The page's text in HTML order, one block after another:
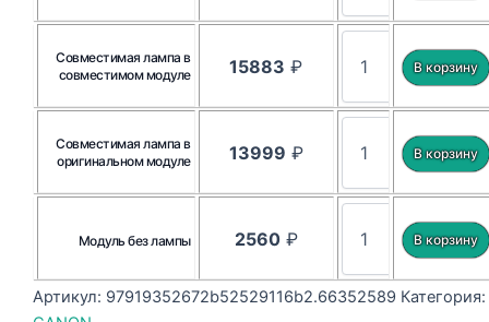
Совместимая лампа в
совместимом модуле
15883 ₽
Совместимая лампа в
оригинальном модуле
13999 ₽
Модуль без лампы 2560₽
Артикул: 97919352672b52529116b2.66352589 Категория: